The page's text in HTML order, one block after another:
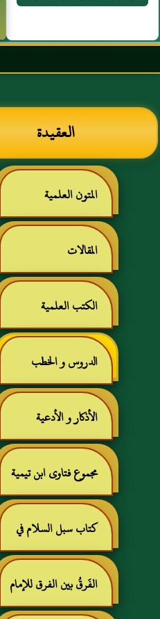
العقيدة
المتون العلمية
المقالات
الكتب العلمية
الدروس و الخطب
الأذكار و الأدعية
مجموع فتاوى ابن تيمية
كتاب سبل السلام في
شرح بلوغ المرام للإمام
الفَرقُ بين الفرق للإمام